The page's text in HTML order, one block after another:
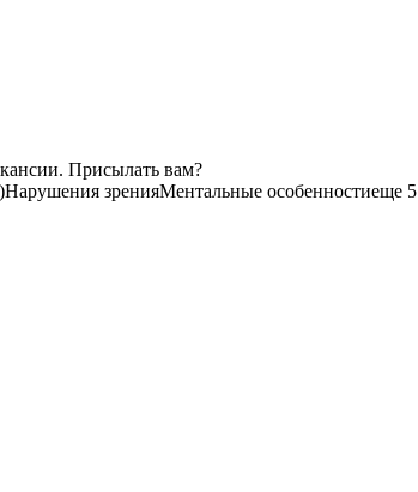
Присылать вам?
Нарушения зренияМентальные особенностиеще 5